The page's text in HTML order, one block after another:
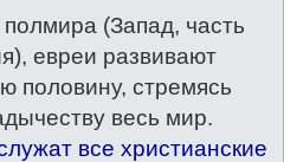
(Запад, часть
евреи развивают
половину, стремясь
весь мир.
все христианские